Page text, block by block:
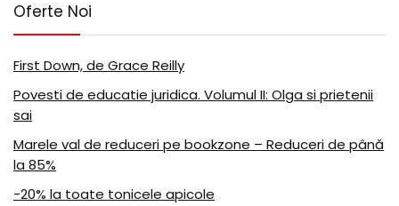
Oferte Noi
First Down, de Grace Reilly
Povesti de educatie juridica. Volumul II: Olga si prietenii
sai
Marele val de reduceri pe bookzone – Reduceri de până
la 85%
-20% la toate tonicele apicole